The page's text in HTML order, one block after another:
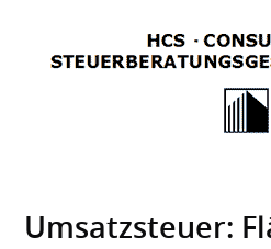
Links
Umsatz­steuer: